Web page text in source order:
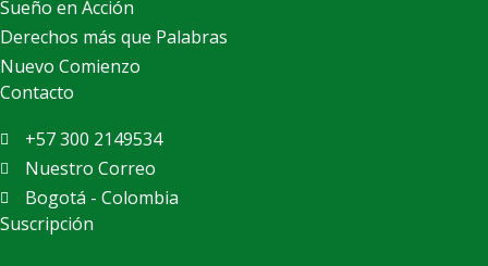
Sueño en Acción
Derechos más que Palabras
Nuevo Comienzo
Contacto
+57 300 2149534
Nuestro Correo
Bogotá - Colombia
Suscripción